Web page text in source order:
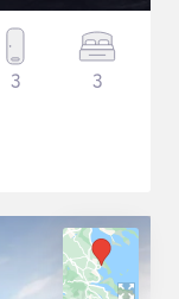
3 3